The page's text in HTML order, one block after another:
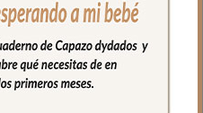
3500 Sacos Verano para
Silla Abril